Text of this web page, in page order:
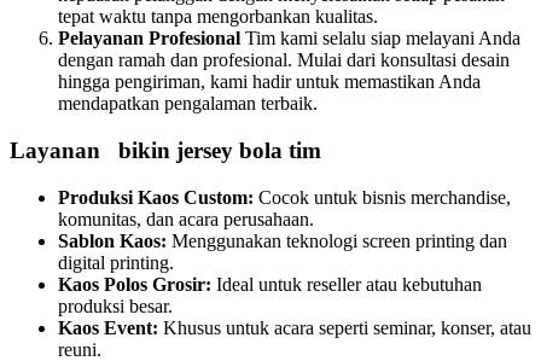
tepat waktu tanpa mengorbankan kualitas.
Pelayanan Profesional Tim kami selalu siap melayani Anda
dengan ramah dan profesional. Mulai dari konsultasi desain
hingga pengiriman, kami hadir untuk memastikan Anda
mendapatkan pengalaman terbaik.
Layanan bikin jersey bola tim
Produksi Kaos Custom: Cocok untuk bisnis merchandise,
komunitas, dan acara perusahaan.
Sablon Kaos: Menggunakan teknologi screen printing dan
digital printing.
Kaos Polos Grosir: Ideal untuk reseller atau kebutuhan
produksi besar.
Kaos Event: Khusus untuk acara seperti seminar, konser, atau
reuni.